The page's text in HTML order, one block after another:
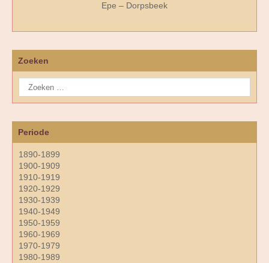
Epe – Dorpsbeek
Zoeken
Periode
1890-1899
1900-1909
1910-1919
1920-1929
1930-1939
1940-1949
1950-1959
1960-1969
1970-1979
1980-1989